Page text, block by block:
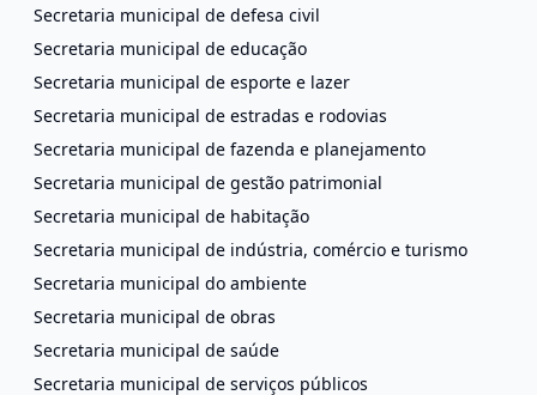
Secretaria municipal de defesa civil
Secretaria municipal de educação
Secretaria municipal de esporte e lazer
Secretaria municipal de estradas e rodovias
Secretaria municipal de fazenda e planejamento
Secretaria municipal de gestão patrimonial
Secretaria municipal de habitação
Secretaria municipal de indústria, comércio e turismo
Secretaria municipal do ambiente
Secretaria municipal de obras
Secretaria municipal de saúde
Secretaria municipal de serviços públicos